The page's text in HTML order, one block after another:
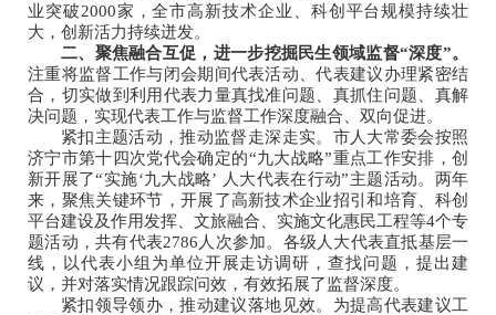
业突破2000家，全市高新技术企业、科创平台规模持续壮
大，创新活力持续迸发。
二、聚焦融合互促，进一步挖掘民生领域监督“深度”。
注重将监督工作与闭会期间代表活动、代表建议办理紧密结
合，切实做到利用代表力量真找准问题、真抓住问题、真解
决问题，实现代表工作与监督工作深度融合、双向促进。
紧扣主题活动，推动监督走深走实。市人大常委会按照
济宁市第十四次党代会确定的“九大战略”重点工作安排，创
新开展了“实施‘九大战略’ 人大代表在行动”主题活动。两年
来，聚焦关键环节，开展了高新技术企业招引和培育、科创
平台建设及作用发挥、文旅融合、实施文化惠民工程等4个专
题活动，共有代表2786人次参加。各级人大代表直抵基层一
线，以代表小组为单位开展走访调研，查找问题，提出建
议，并对落实情况跟踪问效，有效拓展了监督深度。
紧扣领导领办，推动建议落地见效。为提高代表建议工